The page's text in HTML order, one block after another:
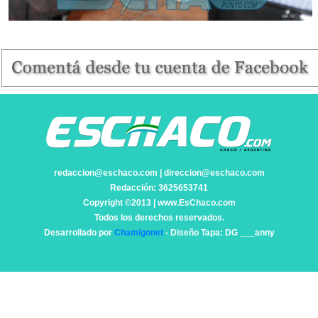
redaccion@eschaco.com | direccion@eschaco.com
Redacción: 3625653741
Copyright ©2013 | www.EsChaco.com
Todos los derechos reservados.
Desarrollado por Chamigonet- Diseño Tapa: DG ___anny